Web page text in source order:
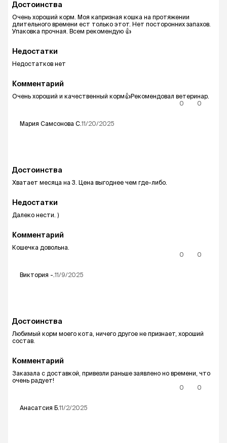
Достоинства
Очень хороший корм. Моя капризная кошка на протяжении
длительного времени ест только этот. Нет посторонних запахов.
Упаковка прочная. Всем рекомендую 👍
Недостатки
Недостатков нет
Комментарий
Очень хороший и качественный корм👍Рекомендовал ветеринар.
0
0
Мария Самсонова С.11/20/2025
Достоинства
Хватает месяца на 3. Цена выгоднее чем где-либо.
Недостатки
Далеко нести. )
Комментарий
Кошечка довольна.
0
0
Виктория -.11/9/2025
Достоинства
Любимый корм моего кота, ничего другое не признает, хороший
состав.
Комментарий
Заказала с доставкой, привезли раньше заявлено но времени, что
очень радует!
0
0
Анасатсия Б.11/2/2025